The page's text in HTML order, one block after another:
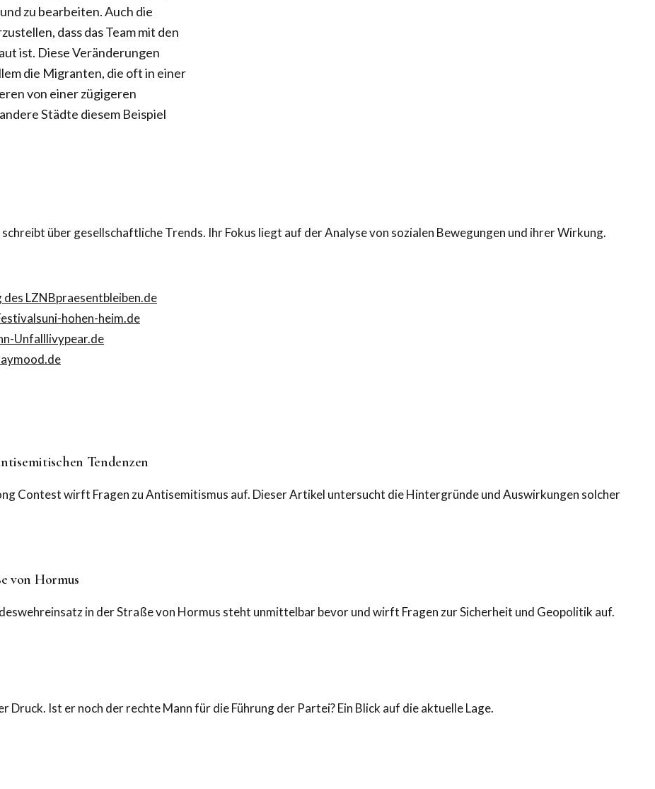
zu bearbeiten. Auch die
dass das Team mit den
ist. Diese Veränderungen
die Migranten, die oft in einer
von einer zügigeren
Städte diesem Beispiel
über gesellschaftliche Trends. Ihr Fokus liegt auf der Analyse von sozialen Bewegungen und ihrer Wirkung.
des LZNBpraesentbleiben.de
uni-hohen-heim.de
Unfalllivypear.de
Tendenzen
Contest wirft Fragen zu Antisemitismus auf. Dieser Artikel untersucht die Hintergründe und Auswirkungen solcher
von Hormus
in der Straße von Hormus steht unmittelbar bevor und wirft Fragen zur Sicherheit und Geopolitik auf.
Ist er noch der rechte Mann für die Führung der Partei? Ein Blick auf die aktuelle Lage.